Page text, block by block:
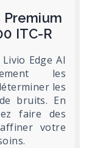
ITC-R
Edge AI
les
les
bruits. En
faire des
votre